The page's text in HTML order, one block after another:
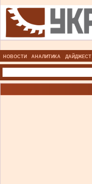
НОВОСТИ АНАЛИТИКА ДАЙДЖЕСТ